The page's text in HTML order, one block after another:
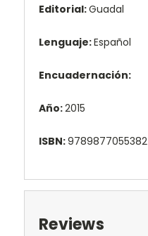
Editorial:Guadal
Lenguaje:Español
Encuadernación:
Año:2015
ISBN:9789877055382
Reviews